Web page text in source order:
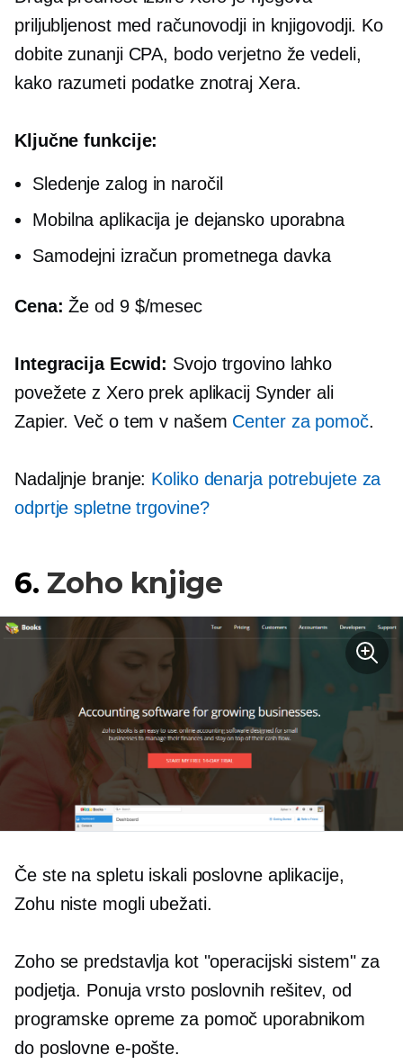
priljubljenost med računovodji in knjigovodji. Ko
dobite zunanji CPA, bodo verjetno že vedeli,
kako razumeti podatke znotraj Xera.
Ključne funkcije:
Sledenje zalog in naročil
Mobilna aplikacija je dejansko uporabna
Samodejni izračun prometnega davka
Cena:Že od 9 $/mesec
Integracija Ecwid: Svojo trgovino lahko
povežete z Xero prek aplikacij Synder ali
Zapier. Več o tem v našem Center za pomoč.
Nadaljnje branje: Koliko denarja potrebujete za
odprtje spletne trgovine?
6. Zoho knjige
Če ste na spletu iskali poslovne aplikacije,
Zohu niste mogli ubežati.
Zoho se predstavlja kot "operacijski sistem" za
podjetja. Ponuja vrsto poslovnih rešitev, od
programske opreme za pomoč uporabnikom
do poslovne e-pošte.